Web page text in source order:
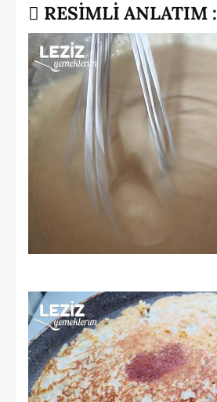
RESİMLİ ANLATIM :